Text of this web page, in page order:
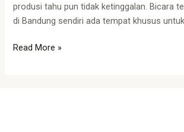
produsi tahu pun tidak ketinggalan. Bicara
di Bandung sendiri ada tempat khusus
Read More »